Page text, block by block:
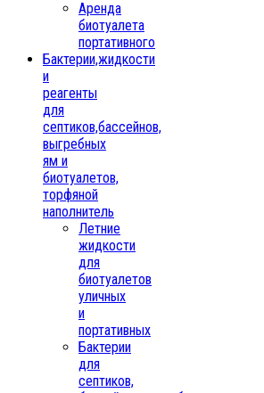
Аренда
биотуалета
портативного
Бактерии,жидкости
и
реагенты
для
септиков,бассейнов,
выгребных
ям и
биотуалетов,
торфяной
наполнитель
Летние
жидкости
для
биотуалетов
уличных
и
портативных
Бактерии
для
септиков,